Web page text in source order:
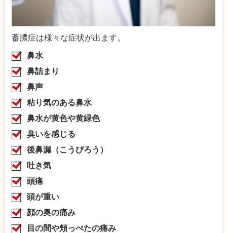
蓄膿症は様々な症状が出ます。
鼻水
鼻詰まり
鼻声
粘り気のある鼻水
鼻水が黄色や黄緑色
臭いを感じる
後鼻漏（こうびろう）
吐き気
頭痛
頭が重い
顔の奥の痛み
目の間や頬っぺたの痛み